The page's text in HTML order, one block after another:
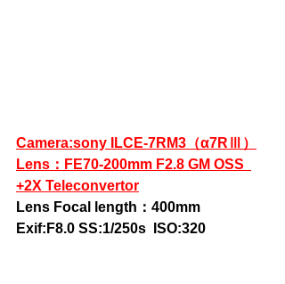
Camera:sony ILCE-7RM3（α7RⅢ）
Lens：FE70-200mm F2.8 GM OSS
+2X Teleconvertor
Lens Focal length：400mm
Exif:F8.0 SS:1/250s  ISO:320